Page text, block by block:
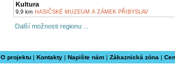
Kultura
9,9 km HASIČSKÉ MUZEUM A ZÁMEK PŘIBYSLAV
Další možnosti regionu ...
O projektu| Kontakty| Napište nám| Zákaznická zóna |